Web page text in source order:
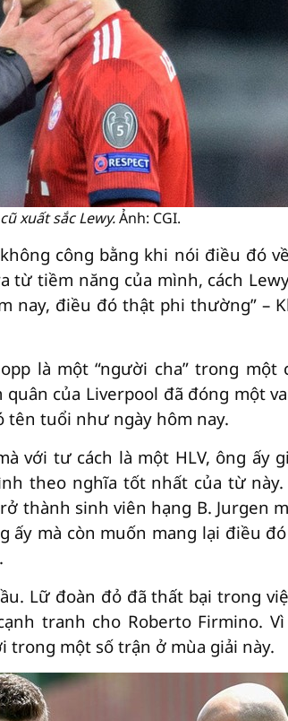
xuất sắc Lewy.Ảnh: CGI.
công bằng khi nói điều đó
từ tiềm năng của mình, cách
nay, điều đó thật phi thường” –
là một “người cha” trong một
quân của Liverpool đã đóng một
tuổi như ngày hôm nay.
với tư cách là một HLV, ông ấy
theo nghĩa tốt nhất của từ này.
thành sinh viên hạng B. Jurgen
ấy mà còn muốn mang lại điều
Lữ đoàn đỏ đã thất bại trong
tranh cho Roberto Firmino. Vì
trong một số trận ở mùa giải này.